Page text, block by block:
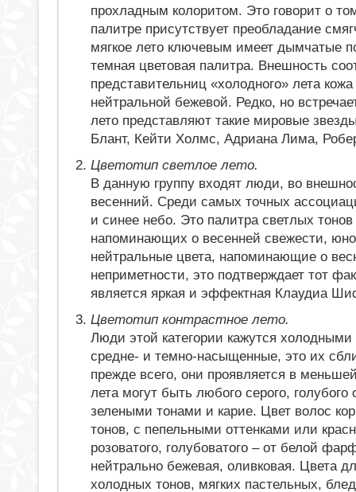
прохладным колоритом. Это говорит о
палитре присутствует преобладание
мягкое лето ключевым имеет дымчатые
темная цветовая палитра. Внешность
представительниц «холодного» лета
нейтральной бежевой. Редко, но
лето представляют такие мировые
Блант, Кейти Холмс, Адриана Лима,
Цветотип светлое лето.
В данную группу входят люди, во
весенний. Среди самых точных
и синее небо. Это палитра светлых
напоминающих о весенней свежести,
нейтральные цвета, напоминающие о
неприметности, это подтверждает тот
является яркая и эффектная Клаудиа
Цветотип контрастное лето.
Люди этой категории кажутся
средне- и темно-насыщенные, это их
прежде всего, они проявляется в
лета могут быть любого серого,
зелеными тонами и карие. Цвет волос
тонов, с пепельными оттенками или
розоватого, голубоватого – от белой
нейтрально бежевая, оливковая. Цвета
холодных тонов, мягких пастельных,